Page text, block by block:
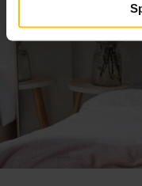
Idealny do
Dane techniczne:
Długość: 21 cm